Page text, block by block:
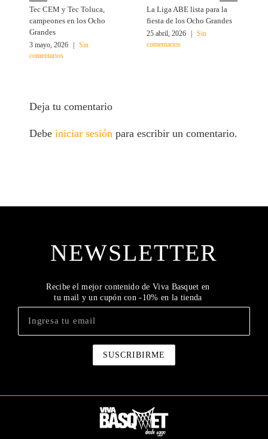
Tec CEM y Tec Toluca,
campeones en los Ocho
Grandes
3 mayo, 2026
Sin
comentarios
La Liga ABE lista para la
fiesta de los Ocho Grandes
25 abril, 2026
Sin
comentarios
Deja tu comentario
Debeiniciar sesiónpara escribir un comentario.
NEWSLETTER
Recibe el mejor contenido de Viva Basquet en
tu mail y un cupón con -10% en la tienda